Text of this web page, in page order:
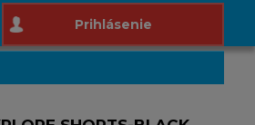
Prihlásenie